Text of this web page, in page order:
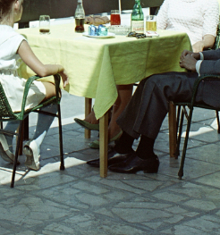
1969 · Budapest VIII.
Keleti pályaudvar, az Utasellátó Vállalat ital és étel automatája a csarnokban.
1969 ·
Erzsébet (Engels) tér,